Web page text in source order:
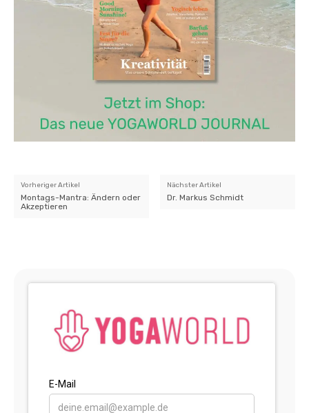
Vorheriger Artikel
Montags-Mantra: Ändern oder
Akzeptieren
Nächster Artikel
Dr. Markus Schmidt